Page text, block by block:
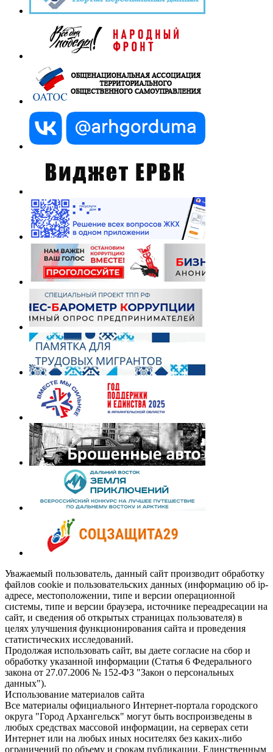
Уважаемый пользователь, данный сайт производит обработку
файлов cookie и пользовательских данных (информацию об ip-
адресе, местоположении, типе и версии операционной
системы, типе и версии браузера, источнике переадресации на
сайт, и сведения об открытых страницах пользователя) в
целях улучшения функционирования сайта и проведения
статистических исследований.
Продолжая использовать сайт, вы даете согласие на сбор и
обработку указанной информации (Статья 6 Федерального
закона от 27.07.2006 № 152-ФЗ "Закон о персональных
данных").
Использование материалов сайта
Все материалы официального Интернет-портала городского
округа "Город Архангельск" могут быть воспроизведены в
любых средствах массовой информации, на серверах сети
Интернет или на любых иных носителях без каких-либо
ограничений по объему и срокам публикации. Единственным